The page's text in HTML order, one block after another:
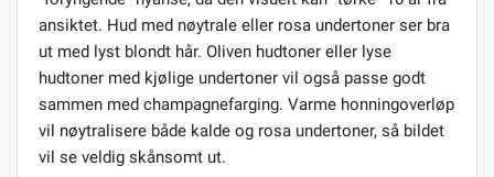
ansiktet. Hud med nøytrale eller rosa undertoner ser bra
ut med lyst blondt hår. Oliven hudtoner eller lyse
hudtoner med kjølige undertoner vil også passe godt
sammen med champagnefarging. Varme honningoverløp
vil nøytralisere både kalde og rosa undertoner, så bildet
vil se veldig skånsomt ut.